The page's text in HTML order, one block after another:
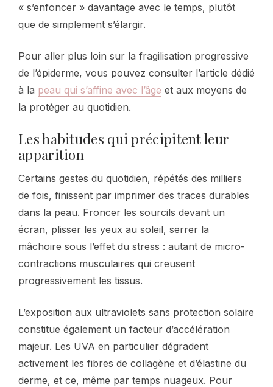
« s’enfoncer » davantage avec le temps, plutôt
que de simplement s’élargir.
Pour aller plus loin sur la fragilisation progressive
de l’épiderme, vous pouvez consulter l’article dédié
à la peau qui s’affine avec l’âge et aux moyens de
la protéger au quotidien.
Les habitudes qui précipitent leur
apparition
Certains gestes du quotidien, répétés des milliers
de fois, finissent par imprimer des traces durables
dans la peau. Froncer les sourcils devant un
écran, plisser les yeux au soleil, serrer la
mâchoire sous l’effet du stress : autant de micro-
contractions musculaires qui creusent
progressivement les tissus.
L’exposition aux ultraviolets sans protection solaire
constitue également un facteur d’accélération
majeur. Les UVA en particulier dégradent
activement les fibres de collagène et d’élastine du
derme, et ce, même par temps nuageux. Pour